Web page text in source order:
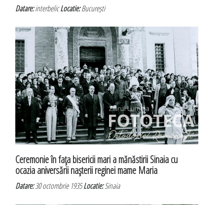
Datare:interbelicLocatie:București
Ceremonie în faţa bisericii mari a mănăstirii Sinaia cu
ocazia aniversării naşterii reginei mame Maria
Datare:30 octombrie 1935Locatie:Sinaia